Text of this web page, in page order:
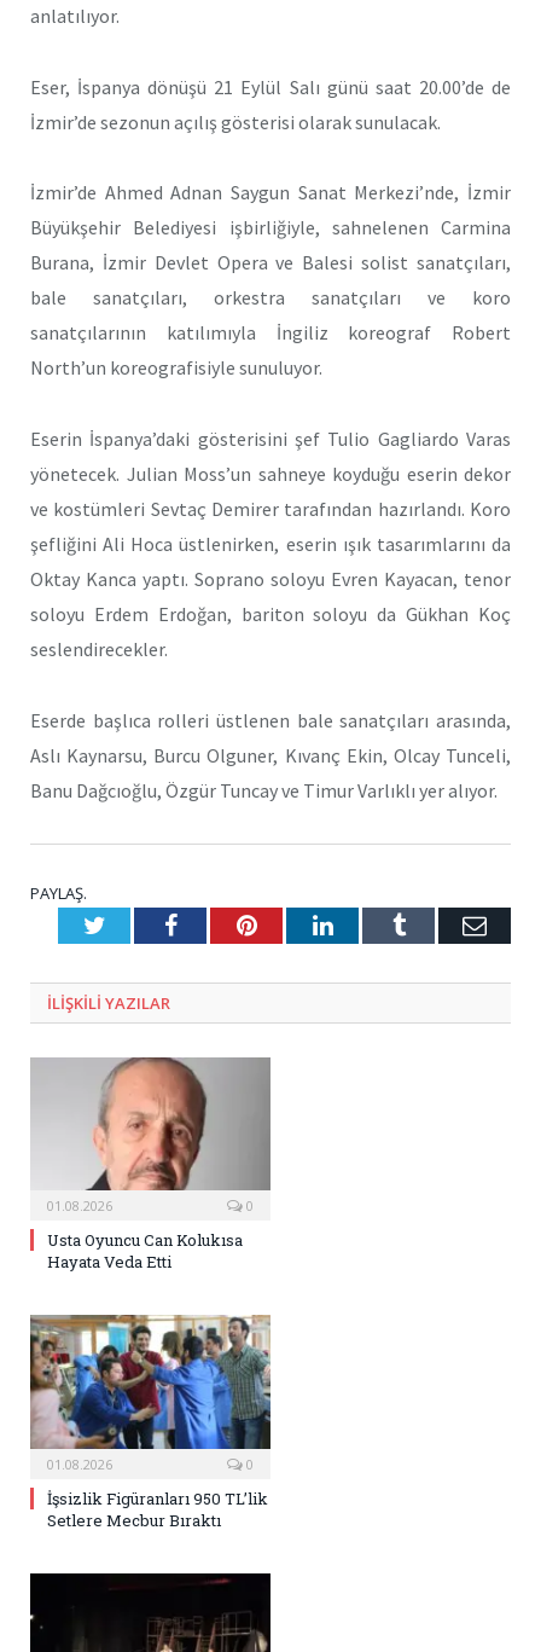
anlatılıyor.
Eser, İspanya dönüşü 21 Eylül Salı günü saat 20.00’de de
İzmir’de sezonun açılış gösterisi olarak sunulacak.
İzmir’de Ahmed Adnan Saygun Sanat Merkezi’nde, İzmir
Büyükşehir Belediyesi işbirliğiyle, sahnelenen Carmina
Burana, İzmir Devlet Opera ve Balesi solist sanatçıları,
bale sanatçıları, orkestra sanatçıları ve koro
sanatçılarının katılımıyla İngiliz koreograf Robert
North’un koreografisiyle sunuluyor.
Eserin İspanya’daki gösterisini şef Tulio Gagliardo Varas
yönetecek. Julian Moss’un sahneye koyduğu eserin dekor
ve kostümleri Sevtaç Demirer tarafından hazırlandı. Koro
şefliğini Ali Hoca üstlenirken, eserin ışık tasarımlarını da
Oktay Kanca yaptı. Soprano soloyu Evren Kayacan, tenor
soloyu Erdem Erdoğan, bariton soloyu da Gükhan Koç
seslendirecekler.
Eserde başlıca rolleri üstlenen bale sanatçıları arasında,
Aslı Kaynarsu, Burcu Olguner, Kıvanç Ekin, Olcay Tunceli,
Banu Dağcıoğlu, Özgür Tuncay ve Timur Varlıklı yer alıyor.
PAYLAŞ.
TwitterFacebookPinterestLinkedInTumblr E-
ILIŞKILI YAZILAR
01.08.2026 0
Usta Oyuncu Can Kolukısa
Hayata Veda Etti
01.08.2026 0
İşsizlik Figüranları 950 TL’lik
Setlere Mecbur Bıraktı